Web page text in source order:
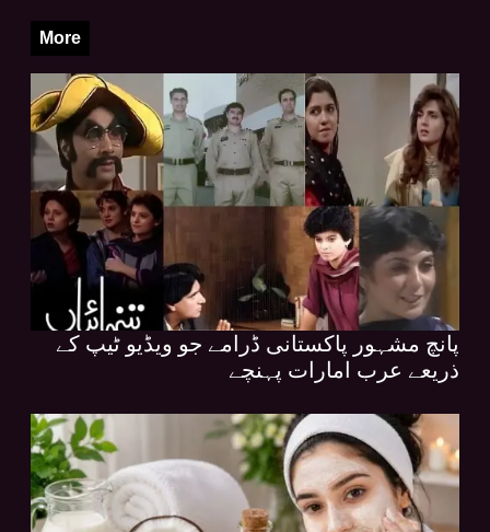
More
پانچ مشہور پاکستانی ڈرامے جو ویڈیو ٹیپ کے
ذریعے عرب امارات پہنچے